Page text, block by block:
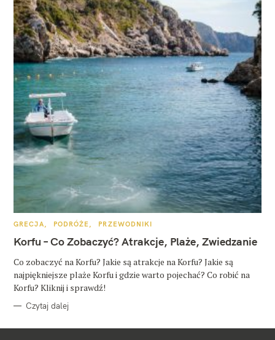
K
T
E
O
R
I
GRECJA PODRÓŻE PRZEWODNIKI
Korfu – Co Zobaczyć? Atrakcje, Plaże, Zwiedzanie
Co zobaczyć na Korfu? Jakie są atrakcje na Korfu? Jakie są
najpiękniejsze plaże Korfu i gdzie warto pojechać? Co robić na
Korfu? Kliknij i sprawdź!
Czytaj dalej